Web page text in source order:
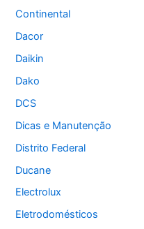
Continental
Dacor
Daikin
Dako
DCS
Dicas e Manutenção
Distrito Federal
Ducane
Electrolux
Eletrodomésticos